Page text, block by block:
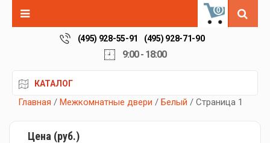
0
(495) 928-55-91 (495) 928-71-90
9:00 - 18:00
КАТАЛОГ
Главная / Межкомнатные двери / Белый / Страница 1
Цена (руб.)